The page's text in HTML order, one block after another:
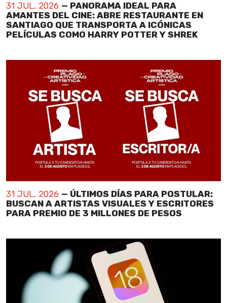
31 JUL, 2026 — PANORAMA IDEAL PARA
AMANTES DEL CINE: ABRE RESTAURANTE EN
SANTIAGO QUE TRANSPORTA A ICÓNICAS
PELÍCULAS COMO HARRY POTTER Y SHREK
31 JUL, 2026 — ÚLTIMOS DÍAS PARA POSTULAR:
BUSCAN A ARTISTAS VISUALES Y ESCRITORES
PARA PREMIO DE 3 MILLONES DE PESOS